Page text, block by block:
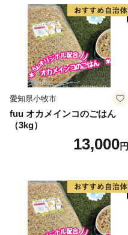
愛知県小牧市
fuu オカメインコのごはん
（3kg）
13,000円